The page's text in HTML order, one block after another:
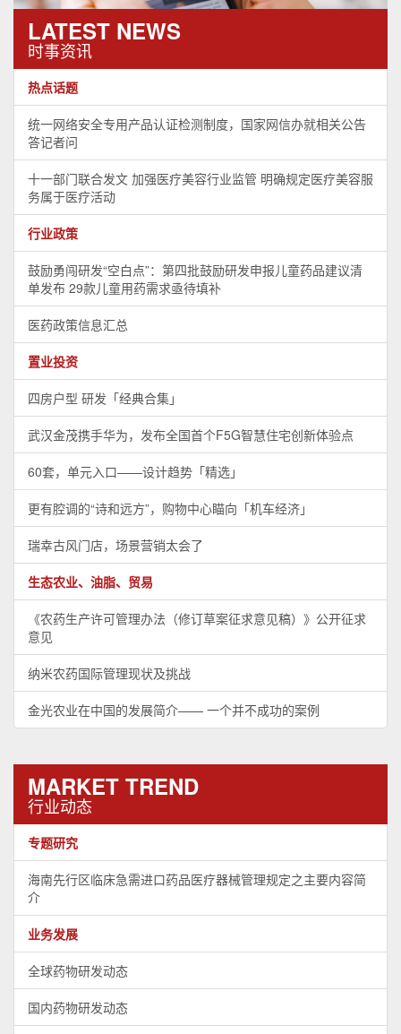
LATEST NEWS
时事资讯
热点话题
统一网络安全专用产品认证检测制度，国家网信办就相关公告
答记者问
十一部门联合发文 加强医疗美容行业监管 明确规定医疗美容服
务属于医疗活动
行业政策
鼓励勇闯研发“空白点”：第四批鼓励研发申报儿童药品建议清
单发布 29款儿童用药需求亟待填补
医药政策信息汇总
置业投资
四房户型 研发「经典合集」
武汉金茂携手华为，发布全国首个F5G智慧住宅创新体验点
60套，单元入口——设计趋势「精选」
更有腔调的“诗和远方”，购物中心瞄向「机车经济」
瑞幸古风门店，场景营销太会了
生态农业、油脂、贸易
《农药生产许可管理办法（修订草案征求意见稿）》公开征求
意见
纳米农药国际管理现状及挑战
金光农业在中国的发展简介—— 一个并不成功的案例
MARKET TREND
行业动态
专题研究
海南先行区临床急需进口药品医疗器械管理规定之主要内容简
介
业务发展
全球药物研发动态
国内药物研发动态